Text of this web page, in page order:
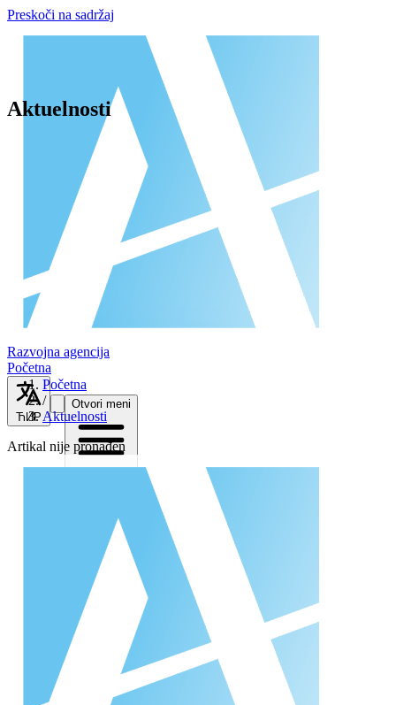
Preskoči na sadržaj
Razvojna agencija
Početna
ЋИР
Otvori meni
Aktuelnosti
Početna
/
Aktuelnosti
Artikal nije pronađen